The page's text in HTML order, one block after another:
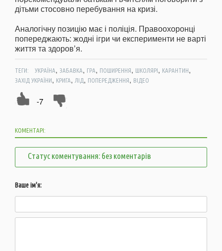
дітьми стосовно перебування на кризі.
Аналогічну позицію має і поліція. Правоохоронці
попереджають: жодні ігри чи експерименти не варті
життя та здоровʼя.
ТЕГИ: УКРАЇНА, ЗАБАВКА, ГРА, ПОШИРЕННЯ, ШКОЛЯРІ, КАРАНТИН,
ЗАХІД УКРАЇНИ, КРИГА, ЛІД, ПОПЕРЕДЖЕННЯ, ВІДЕО
-7
КОМЕНТАРІ:
Статус коментування: без коментарів
Ваше ім'я: